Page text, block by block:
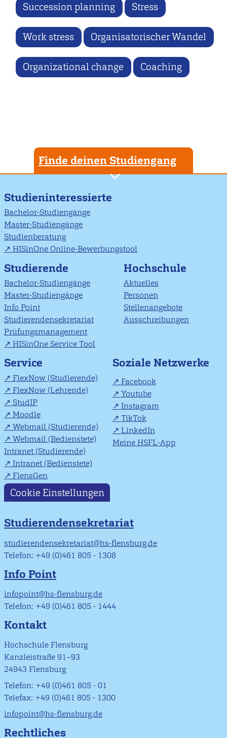
Succession planning Stress
Work stress Organisatorischer Wandel
Organizational change Coaching
Finde deinen Studiengang
Studieninteressierte
Bachelor-Studiengänge
Master-Studiengänge
Studienberatung
HISinOne Online-Bewerbungstool
Studierende
Bachelor-Studiengänge
Master-Studiengänge
Info Point
Studierendensekretariat
Prüfungsmanagement
HISinOne Service Tool
Hochschule
Aktuelles
Personen
Stellenangebote
Ausschreibungen
Service
FlexNow (Studierende)
FlexNow (Lehrende)
StudIP
Moodle
Webmail (Studierende)
Webmail (Bedienstete)
Intranet (Studierende)
Intranet (Bedienstete)
FlensGen
Soziale Netzwerke
Facebook
Youtube
Instagram
TikTok
LinkedIn
Meine HSFL-App
Cookie Einstellungen
Studierendensekretariat
studierendensekretariat@hs-flensburg.de
Telefon: +49 (0)461 805 - 1308
Info Point
infopoint@hs-flensburg.de
Telefon: +49 (0)461 805 - 1444
Kontakt
Hochschule Flensburg
Kanzleistraße 91–93
24943 Flensburg
Telefon: +49 (0)461 805 - 01
Telefax: +49 (0)461 805 - 1300
infopoint@hs-flensburg.de
Rechtliches